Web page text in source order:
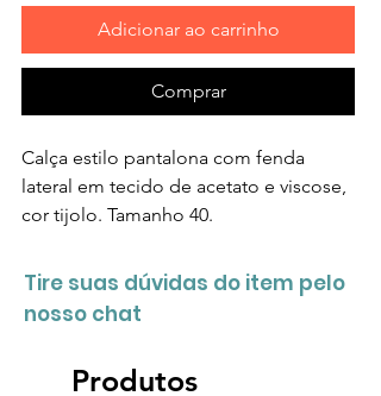
Adicionar ao carrinho
Comprar
Calça estilo pantalona com fenda
lateral em tecido de acetato e viscose,
cor tijolo. Tamanho 40.
Tire suas dúvidas do item pelo
nosso chat
Produtos